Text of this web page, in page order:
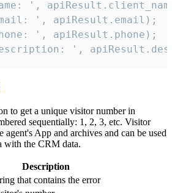
',
', apiResult.email);
', apiResult.phone);
',
to get a unique visitor number in
sequentially: 1, 2, 3, etc. Visitor
agent's App and archives and can be used
with the CRM data.
Description
that contains the error